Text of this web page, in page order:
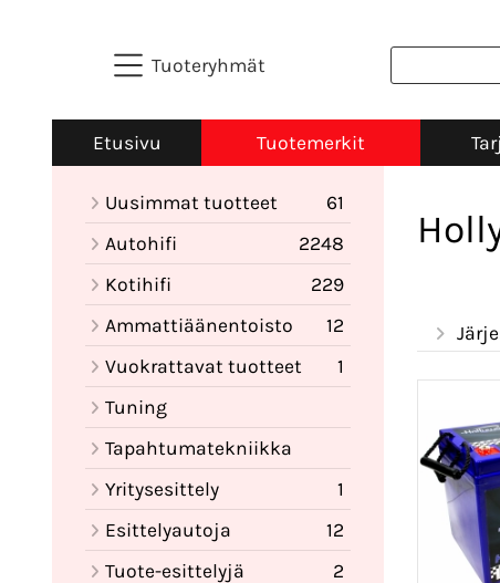
Tuoteryhmät
Etusivu Tuotemerkit
Uusimmat tuotteet
61
Autohifi
2248
Kotihifi
229
Ammattiäänentoisto
12
Vuokrattavat tuotteet
1
Tuning
Tapahtumatekniikka
Yritysesittely
1
Esittelyautoja
12
Tuote-esittelyjä
2